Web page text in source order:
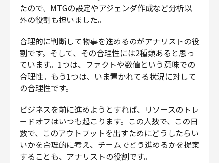
たので、MTGの設定やアジェンダ作成など分析以
外の役割も担いました。
合理的に判断して物事を進めるのがアナリストの役
割です。そして、その合理性には2種類あると思っ
ています。1つは、ファクトや数値という意味での
合理性。もう1つは、いま置かれてる状況に対して
の合理性です。
ビジネスを前に進めようとすれば、リソースのトレ
ードオフはいつも起こります。この人数で、この日
数で、このアウトプットを出すためにどうしたらい
いかを合理的に考え、チームでどう進めるかを提案
することも、アナリストの役割です。